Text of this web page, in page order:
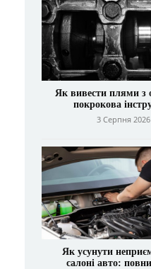
Як вивести плями з
покрокова
3 Серпня
Як усунути
салоні авто: